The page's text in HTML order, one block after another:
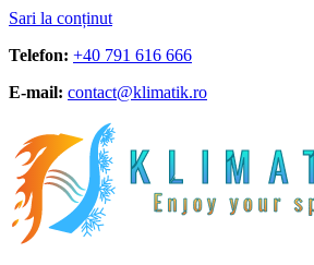
Sari la conținut
Telefon: +40 791 616 666
E-mail: contact@klimatik.ro